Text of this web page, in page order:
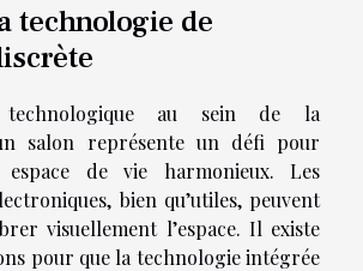
technologie de
technologique au sein de la
salon représente un défi pour
de vie harmonieux. Les
bien qu’utiles, peuvent
visuellement l’espace. Il existe
pour que la technologie intégrée